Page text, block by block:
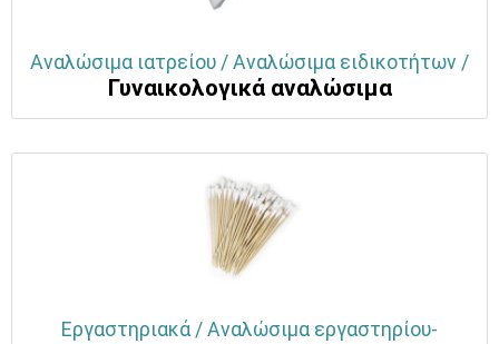
Αναλώσιμα ιατρείου / Αναλώσιμα ειδικοτήτων /
Γυναικολογικά αναλώσιμα
Εργαστηριακά / Αναλώσιμα εργαστηρίου-